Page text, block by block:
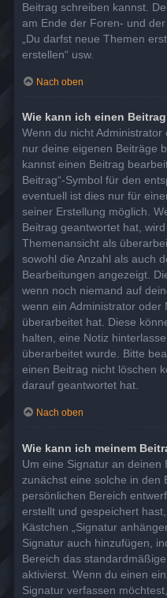
Beitrag schreiben kannst.
am Ende der Foren- und
„Du darfst neue Themen
erstellen“ usw.
Nach oben
Wie kann ich einen
Wenn du nicht
nur deine eigenen Beiträge
kannst einen Beitrag
Beitrag“-Symbol für den
eventuell ist dies nur für
seiner Erstellung möglich.
Beitrag geantwortet hat,
Themenansicht als
sowohl die Anzahl als auch
Bearbeitungen angezeigt.
wenn noch niemand auf
wenn ein Administrator oder
überarbeitet hat. Diese
halten, eine Notiz
überarbeitet wurde. Bitte
einen Beitrag nicht löschen
darauf geantwortet hat.
Nach oben
Wie kann ich meinem
Um eine Signatur an deinen
zunächst eine solche in den
persönlichen Bereich
erstellt und gespeichert
Kästchen „Signatur
Signatur auch hinzufügen,
Bereich das
aktivierst. Wenn du einen
Signatur verfassen